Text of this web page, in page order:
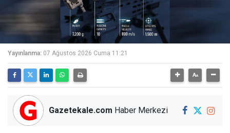
Yayınlanma: 07 Ağustos 2026 Cuma 11:21
Gazetekale.com Haber Merkezi